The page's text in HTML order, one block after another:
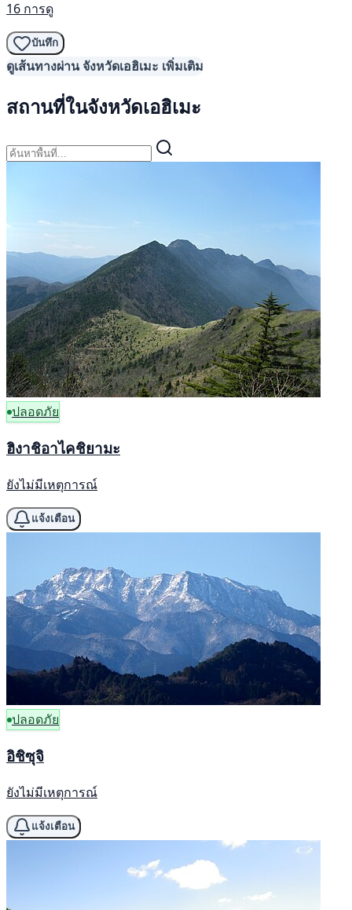
16 การดู
บันทึก
ดูเส้นทางผ่าน จังหวัดเอฮิเมะ เพิ่มเติม
สถานที่ในจังหวัดเอฮิเมะ
ปลอดภัย
ฮิงาชิอาไคชิยามะ
ยังไม่มีเหตุการณ์
แจ้งเตือน
ปลอดภัย
อิชิซุจิ
ยังไม่มีเหตุการณ์
แจ้งเตือน